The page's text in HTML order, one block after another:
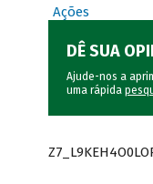
Ações
DÊ SUA
Ajude-nos a
uma rápida